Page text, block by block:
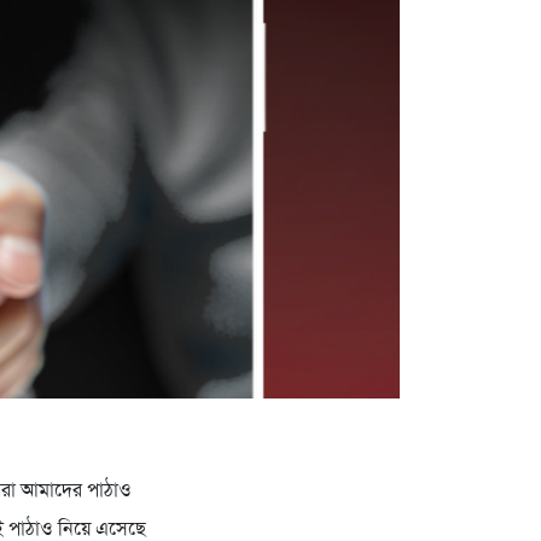
আমাদের পাঠাও
পাঠাও নিয়ে এসেছে